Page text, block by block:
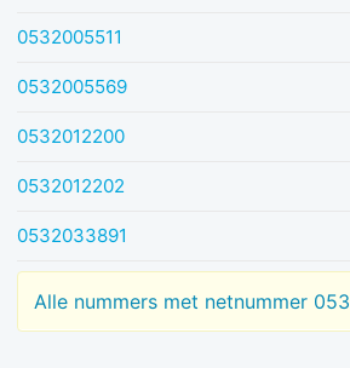
0532005511
0532005569
0532012200
0532012202
0532033891
Alle nummers met netnummer 053